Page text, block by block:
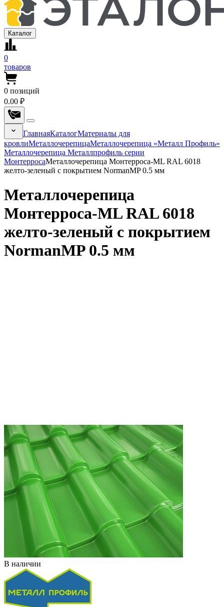
Каталог
0
товаров
0 позиций
0.00 ₽
ГлавнаяКаталогМатериалы для
кровлиМеталлочерепицаМеталлочерепица «Металл Профиль»
Металлочерепица Металлпрофиль серии
МонтерросаМеталлочерепица Монтерроса-ML RAL 6018
желто-зеленый с покрытием NormanMP 0.5 мм
Металлочерепица
Монтерроса-ML RAL 6018
желто-зеленый с покрытием
NormanMP 0.5 мм
В наличии